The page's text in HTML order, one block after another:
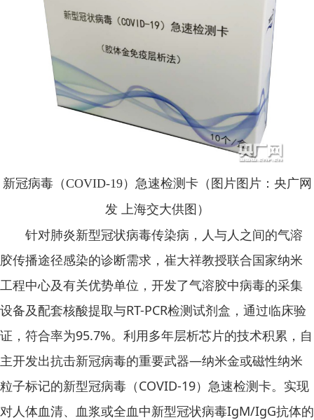
新冠病毒（COVID-19）急速检测卡（图片图片：央广网
发 上海交大供图）
针对肺炎新型冠状病毒传染病，人与人之间的气溶
胶传播途径感染的诊断需求，崔大祥教授联合国家纳米
工程中心及有关优势单位，开发了气溶胶中病毒的采集
设备及配套核酸提取与RT-PCR检测试剂盒，通过临床验
证，符合率为95.7%。利用多年层析芯片的技术积累，自
主开发出抗击新冠病毒的重要武器—纳米金或磁性纳米
粒子标记的新型冠病毒（COVID-19）急速检测卡。实现
对人体血清、血浆或全血中新型冠状病毒IgM/IgG抗体的